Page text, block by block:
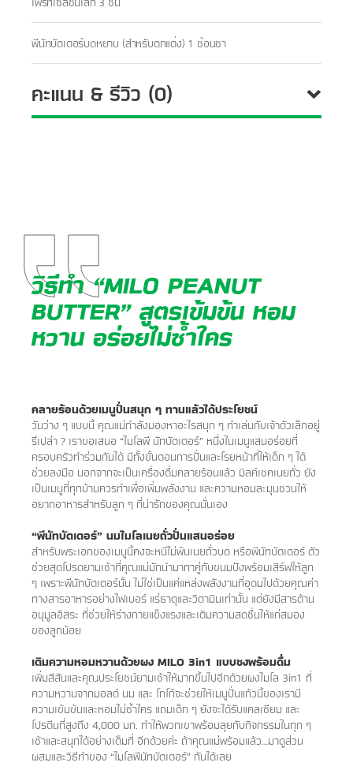
พีนัทบัตเตอร์บดหยาบ (สำหรับตกแต่ง) 1 ช้อนชา
คะแนน & รีวิว (0)
วิธีทำ “MILO PEANUT
BUTTER” สูตรเข้มข้น หอม
หวาน อร่อยไม่ซ้ำใคร
คลายร้อนด้วยเมนูปั่นสนุก ๆ ทานแล้วได้ประโยชน์
​วันว่าง ๆ แบบนี้ คุณแม่กำลังมองหาอะไรสนุก ๆ ทำเล่นกับเจ้าตัวเล็กอยู่
รึเปล่า ? เราขอเสนอ “ไมโลพี นัทบัตเตอร์” หนึ่งในเมนูแสนอร่อยที่
ครอบครัวทำร่วมกันได้ มีทั้งขั้นตอนการปั่นและโรยหน้าที่ให้เด็ก ๆ ได้
ช่วยลงมือ นอกจากจะเป็นเครื่องดื่มคลายร้อนแล้ว มิลค์เชคเนยถั่ว ยัง
เป็นเมนูที่ทุกบ้านควรทำเพื่อเพิ่มพลังงาน และความหอมละมุนชวนให้
อยากอาหารสำหรับลูก ๆ ที่น่ารักของคุณนั่นเอง​
“พีนัทบัตเตอร์” นมไมโลเนยถั่วปั่นแสนอร่อย
​สำหรับพระเอกของเมนูนี้คงจะหนีไม่พ้นเนยถั่วบด หรือพีนัทบัตเตอร์ ตัว
ช่วยสุดโปรดยามเช้าที่คุณแม่มักนำมาทาคู่กับขนมปังพร้อมเสิร์ฟให้ลูก
ๆ เพราะพีนัทบัตเตอร์นั้น ไม่ใช่เป็นแค่แหล่งพลังงานที่อุดมไปด้วยคุณค่า
ทางสารอาหารอย่างไฟเบอร์ แร่ธาตุและวิตามินเท่านั้น แต่ยังมีสารต้าน
อนุมูลอิสระ ที่ช่วยให้ร่างกายแข็งแรงและเติมความสดชื่นให้แก่สมอง
ของลูกน้อย
​เติมความหอมหวานด้วยผง MILO 3in1 แบบชงพร้อมดื่ม
​เพิ่มสีสันและคุณประโยชน์ยามเช้าให้มากขึ้นไปอีกด้วยผงไมโล 3in1 ที่
ความหวานจากมอลต์ นม และ โกโก้จะช่วยให้เมนูปั่นแก้วนี้ของเรามี
ความเข้มข้นและหอมไม่ซ้ำใคร แถมเด็ก ๆ ยังจะได้รับแคลเซียม และ
โปรตีนที่สูงถึง 4,000 มก. ทำให้พวกเขาพร้อมลุยกับกิจกรรมในทุก ๆ
เช้าและสนุกได้อย่างเต็มที่ อีกด้วยค่ะ ถ้าคุณแม่พร้อมแล้ว…มาดูส่วน
ผสมและวิธีทำของ “ไมโลพีนัทบัตเตอร์” กันได้เลย